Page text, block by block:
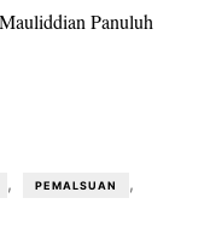
Panuluh
, PEMALSUAN ,